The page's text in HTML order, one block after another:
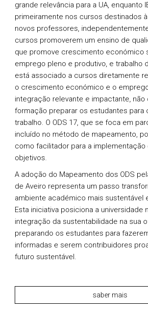
grande relevância para a UA, enquanto
primeiramente nos cursos destinados
novos professores,
cursos promoverem um ensino de
que promove crescimento económico
emprego pleno e produtivo, e trabalho
está associado a cursos diretamente
o crescimento económico e o
integração relevante e impactante,
formação preparar os estudantes para
trabalho. O ODS 17, que se foca em
incluído no método de mapeamento,
como facilitador para a
objetivos.
A adoção do Mapeamento dos ODS
de Aveiro representa um passo
ambiente académico mais sustentável
Esta iniciativa posiciona a universidade
integração da sustentabilidade na sua
preparando os estudantes para
informadas e serem contribuidores
futuro sustentável.
saber mais